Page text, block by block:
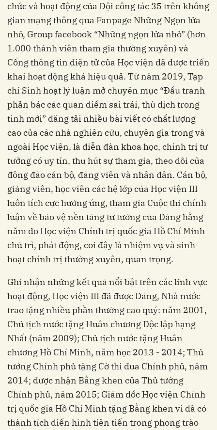
chức và hoạt động của Đội công tác 35 trên không
gian mạng thông qua Fanpage Những Ngọn lửa
nhỏ, Group facebook “Những ngọn lửa nhỏ” (hơn
1.000 thành viên tham gia thường xuyên) và
Cổng thông tin điện tử của Học viện đã được triển
khai hoạt động khá hiệu quả. Từ năm 2019, Tạp
chí Sinh hoạt lý luận mở chuyên mục “Đấu tranh
phản bác các quan điểm sai trái, thù địch trong
tình mới” đăng tải nhiều bài viết có chất lượng
cao của các nhà nghiên cứu, chuyên gia trong và
ngoài Học viện, là diễn đàn khoa học, chính trị tư
tưởng có uy tín, thu hút sự tham gia, theo dõi của
đông đảo cán bộ, đảng viên và nhân dân. Cán bộ,
giảng viên, học viên các hệ lớp của Học viện III
luôn tích cực hưởng ứng, tham gia Cuộc thi chính
luận về bảo vệ nền tảng tư tưởng của Đảng hằng
năm do Học viện Chính trị quốc gia Hồ Chí Minh
chủ trì, phát động, coi đây là nhiệm vụ và sinh
hoạt chính trị thường xuyên, quan trọng.
Ghi nhận những kết quả nổi bật trên các lĩnh vực
hoạt động, Học viện III đã được Đảng, Nhà nước
trao tặng nhiều phần thưởng cao quý: năm 2001,
Chủ tịch nước tặng Huân chương Độc lập hạng
Nhất (năm 2009); Chủ tịch nước tặng Huân
chương Hồ Chí Minh, năm học 2013 - 2014; Thủ
tướng Chính phủ tặng Cờ thi đua Chính phủ, năm
2014; được nhận Bằng khen của Thủ tướng
Chính phủ, năm 2015; Giám đốc Học viện Chính
trị quốc gia Hồ Chí Minh tặng Bằng khen vì đã có
thành tích điển hình tiên tiến trong phong trào